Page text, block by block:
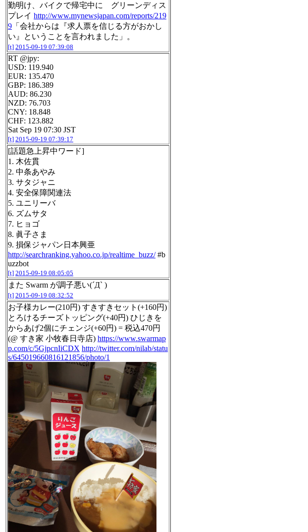
勤明け、バイクで帰宅中に グリーンディス
プレイ http://www.mynewsjapan.com/reports/219
9 「会社からは『求人票を信じる方がおかし
い』ということを言われました」。
[t] 2015-09-19 07:39:08
RT @jpy:
USD: 119.940
EUR: 135.470
GBP: 186.389
AUD: 86.230
NZD: 76.703
CNY: 18.848
CHF: 123.882
Sat Sep 19 07:30 JST
[t] 2015-09-19 07:39:17
[話題急上昇中ワード]
1. 木佐貫
2. 中条あやみ
3. サタジャニ
4. 安全保障関連法
5. ユニリーバ
6. ズムサタ
7. ヒョゴ
8. 眞子さま
9. 損保ジャパン日本興亜
http://searchranking.yahoo.co.jp/realtime_buzz/#b
uzzbot
[t] 2015-09-19 08:05:05
また Swarm が調子悪い(´Д` )
[t] 2015-09-19 08:32:52
お子様カレー(210円) すきすきセット(+160円)
とろけるチーズトッピング(+40円) ひじきを
からあげ2個にチェンジ(+60円) = 税込470円
(@ すき家 小牧春日寺店) https://www.swarmap
p.com/c/5GjpcnIiCDX http://twitter.com/nilab/statu
s/645019660816121856/photo/1